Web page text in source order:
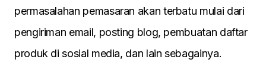
permasalahan pemasaran akan terbatu mulai dari
pengiriman email, posting blog, pembuatan daftar
produk di sosial media, dan lain sebagainya.